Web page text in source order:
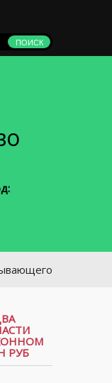
в
РУБ